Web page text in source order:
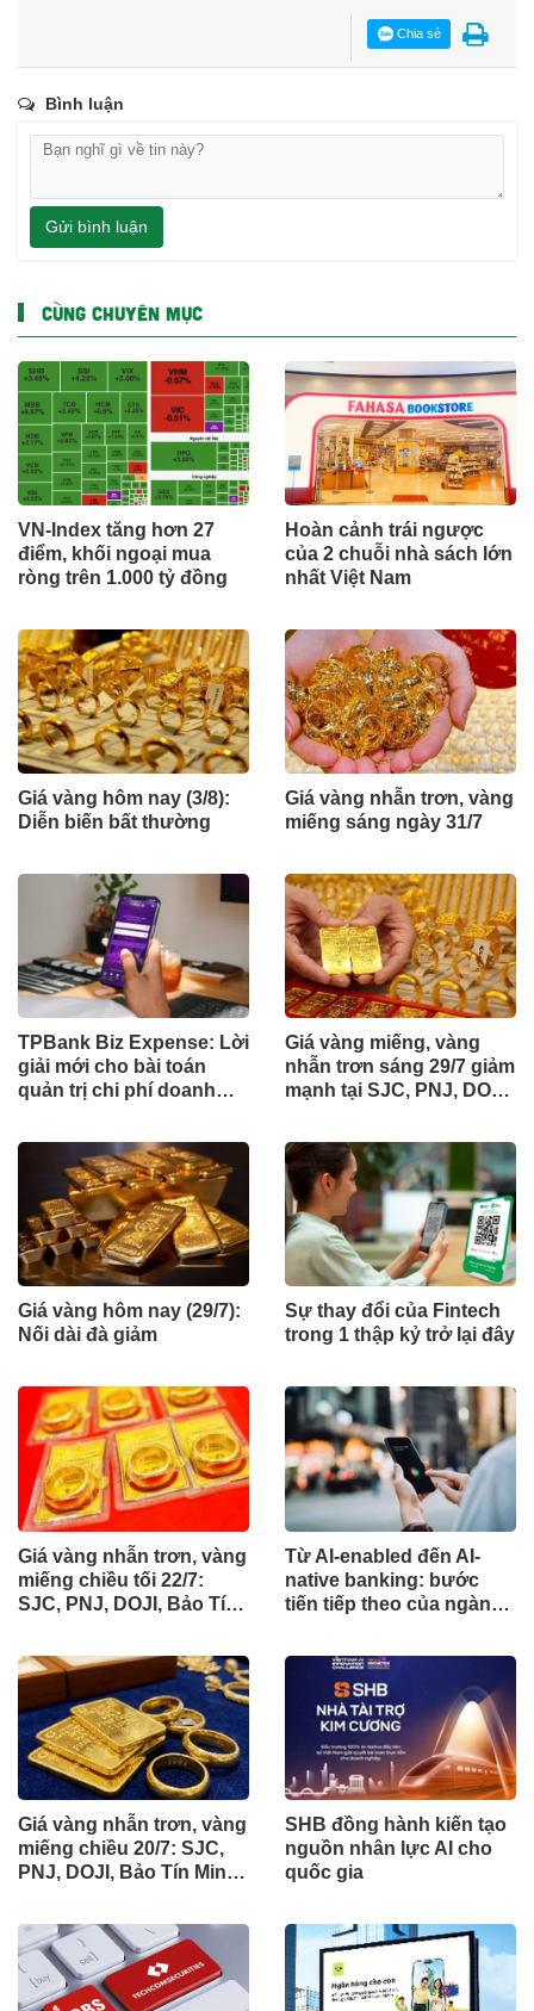
Chia sẻ
Bình luận
Gửi bình luận
CÙNG CHUYÊN MỤC
VN-Index tăng hơn 27
điểm, khối ngoại mua
ròng trên 1.000 tỷ đồng
Hoàn cảnh trái ngược
của 2 chuỗi nhà sách lớn
nhất Việt Nam
Giá vàng hôm nay (3/8):
Diễn biến bất thường
Giá vàng nhẫn trơn, vàng
miếng sáng ngày 31/7
TPBank Biz Expense: Lời
giải mới cho bài toán
quản trị chi phí doanh
Giá vàng miếng, vàng
nhẫn trơn sáng 29/7 giảm
mạnh tại SJC, PNJ, DOJI,
Tín Mạnh Hải, ...
Giá vàng hôm nay (29/7):
Nối dài đà giảm
Sự thay đổi của Fintech
trong 1 thập kỷ trở lại đây
Giá vàng nhẫn trơn, vàng
miếng chiều tối 22/7:
SJC, PNJ, DOJI, Bảo Tín
đầu giảm giá tới 1,4 triệu
đồng/lượng
Từ AI-enabled đến AI-
native banking: bước
tiến tiếp theo của ngành
Giá vàng nhẫn trơn, vàng
miếng chiều 20/7: SJC,
PNJ, DOJI, Bảo Tín Minh
Hải tiếp tục giảm
SHB đồng hành kiến tạo
nguồn nhân lực AI cho
quốc gia